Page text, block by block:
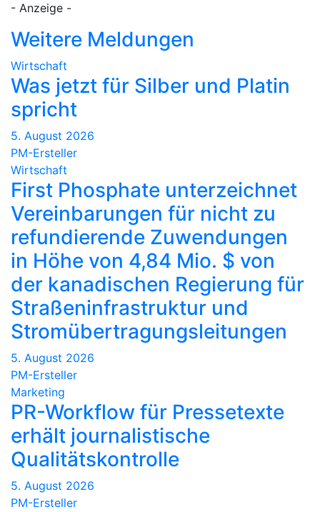
- Anzeige -
Weitere Meldungen
Wirtschaft
Was jetzt für Silber und Platin
spricht
5. August 2026
PM-Ersteller
Wirtschaft
First Phosphate unterzeichnet
Vereinbarungen für nicht zu
refundierende Zuwendungen
in Höhe von 4,84 Mio. $ von
der kanadischen Regierung für
Straßeninfrastruktur und
Stromübertragungsleitungen
5. August 2026
PM-Ersteller
Marketing
PR-Workflow für Pressetexte
erhält journalistische
Qualitätskontrolle
5. August 2026
PM-Ersteller